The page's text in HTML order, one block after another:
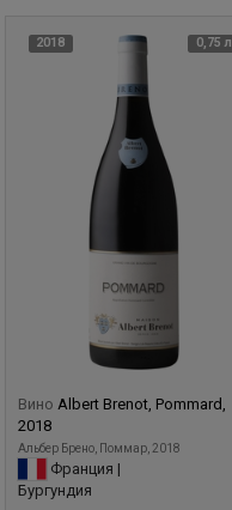
2018 0,75 л
Вино Albert Brenot, Pommard,
2018
Альбер Брено, Поммар, 2018
Франция |
Бургундия